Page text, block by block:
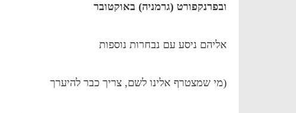
ובפרנקפורט (גרמניה) באוקטובר
אליהם ניסע עם נבחרות נוספות
(מי שמצטרף אלינו לשם, צריך כבר להיערך